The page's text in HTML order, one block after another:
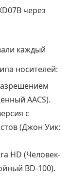
через
каждый
носителей:
AACS).
с
(Джон Уик:
HD (Человек-
BD-100).